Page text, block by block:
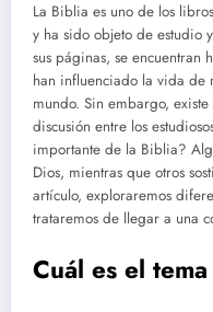
La Biblia es uno de los
y ha sido objeto de estudio
sus páginas, se encuentran
han influenciado la vida de
mundo. Sin embargo,
discusión entre los
importante de la Biblia?
Dios, mientras que otros
artículo, exploraremos
trataremos de llegar a una
Cuál es el